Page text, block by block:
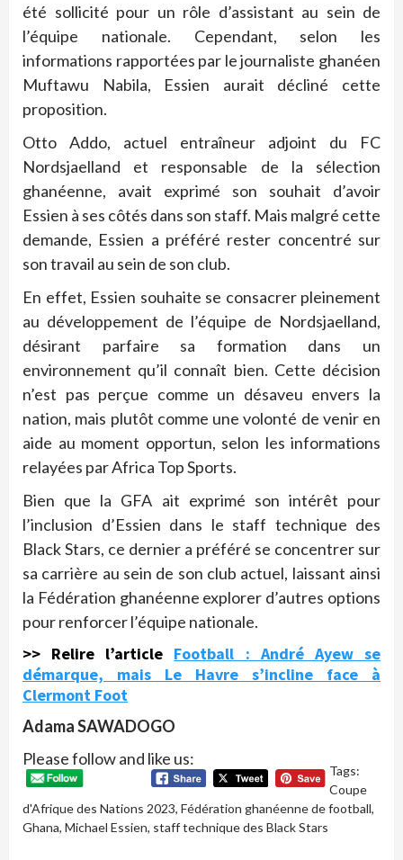
été sollicité pour un rôle d’assistant au sein de
l’équipe nationale. Cependant, selon les
informations rapportées par le journaliste ghanéen
Muftawu Nabila, Essien aurait décliné cette
proposition.
Otto Addo, actuel entraîneur adjoint du FC
Nordsjaelland et responsable de la sélection
ghanéenne, avait exprimé son souhait d’avoir
Essien à ses côtés dans son staff. Mais malgré cette
demande, Essien a préféré rester concentré sur
son travail au sein de son club.
En effet, Essien souhaite se consacrer pleinement
au développement de l’équipe de Nordsjaelland,
désirant parfaire sa formation dans un
environnement qu’il connaît bien. Cette décision
n’est pas perçue comme un désaveu envers la
nation, mais plutôt comme une volonté de venir en
aide au moment opportun, selon les informations
relayées par Africa Top Sports.
Bien que la GFA ait exprimé son intérêt pour
l’inclusion d’Essien dans le staff technique des
Black Stars, ce dernier a préféré se concentrer sur
sa carrière au sein de son club actuel, laissant ainsi
la Fédération ghanéenne explorer d’autres options
pour renforcer l’équipe nationale.
>> Relire l’article Football : André Ayew se
démarque, mais Le Havre s’incline face à
Clermont Foot
Adama SAWADOGO
Please follow and like us:
Tags:
Coupe
d'Afrique des Nations 2023, Fédération ghanéenne de football,
Ghana, Michael Essien, staff technique des Black Stars